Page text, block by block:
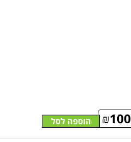
₪100 הוספה לסל